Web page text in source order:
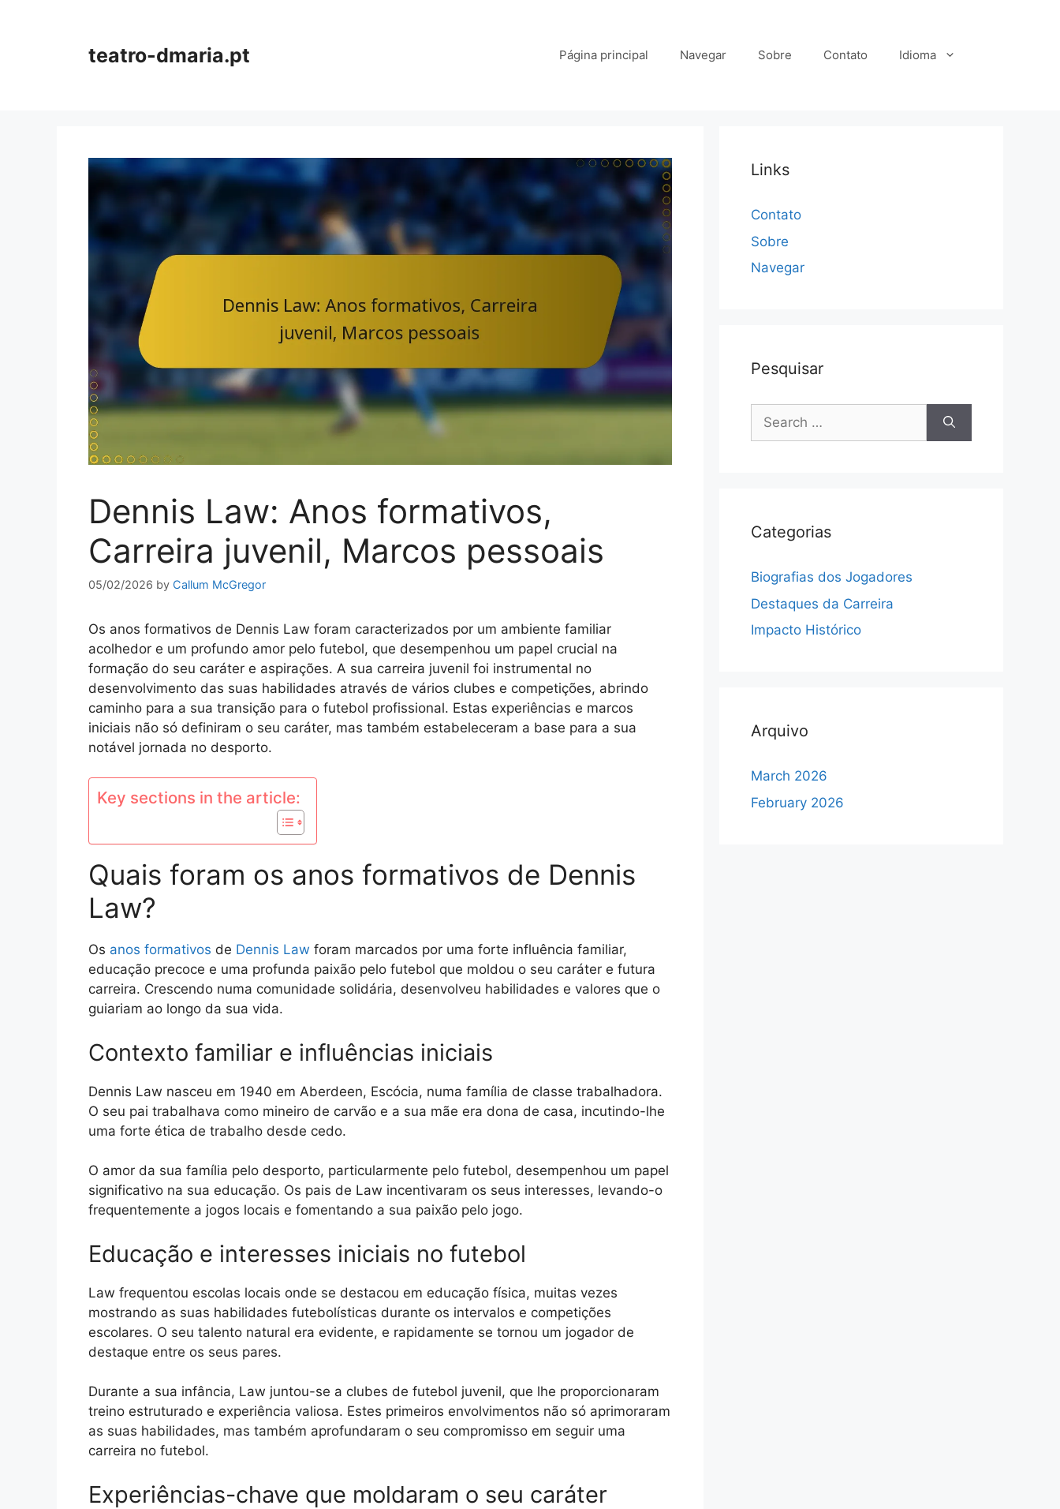
teatro-dmaria.pt Página principal Navegar Sobre Contato Idioma
Dennis Law: Anos formativos,
Carreira juvenil, Marcos pessoais
05/02/2026 by Callum McGregor
Os anos formativos de Dennis Law foram caracterizados por um ambiente familiar
acolhedor e um profundo amor pelo futebol, que desempenhou um papel crucial na
formação do seu caráter e aspirações. A sua carreira juvenil foi instrumental no
desenvolvimento das suas habilidades através de vários clubes e competições, abrindo
caminho para a sua transição para o futebol profissional. Estas experiências e marcos
iniciais não só definiram o seu caráter, mas também estabeleceram a base para a sua
notável jornada no desporto.
Key sections in the article:
Quais foram os anos formativos de Dennis
Law?
Os anos formativos de Dennis Law foram marcados por uma forte influência familiar,
educação precoce e uma profunda paixão pelo futebol que moldou o seu caráter e futura
carreira. Crescendo numa comunidade solidária, desenvolveu habilidades e valores que o
guiariam ao longo da sua vida.
Contexto familiar e influências iniciais
Dennis Law nasceu em 1940 em Aberdeen, Escócia, numa família de classe trabalhadora.
O seu pai trabalhava como mineiro de carvão e a sua mãe era dona de casa, incutindo-lhe
uma forte ética de trabalho desde cedo.
O amor da sua família pelo desporto, particularmente pelo futebol, desempenhou um papel
significativo na sua educação. Os pais de Law incentivaram os seus interesses, levando-o
frequentemente a jogos locais e fomentando a sua paixão pelo jogo.
Educação e interesses iniciais no futebol
Law frequentou escolas locais onde se destacou em educação física, muitas vezes
mostrando as suas habilidades futebolísticas durante os intervalos e competições
escolares. O seu talento natural era evidente, e rapidamente se tornou um jogador de
destaque entre os seus pares.
Durante a sua infância, Law juntou-se a clubes de futebol juvenil, que lhe proporcionaram
treino estruturado e experiência valiosa. Estes primeiros envolvimentos não só aprimoraram
as suas habilidades, mas também aprofundaram o seu compromisso em seguir uma
carreira no futebol.
Experiências-chave que moldaram o seu caráter
Links
Contato
Sobre
Navegar
Pesquisar
Search
for:
Categorias
Biografias dos Jogadores
Destaques da Carreira
Impacto Histórico
Arquivo
March 2026
February 2026